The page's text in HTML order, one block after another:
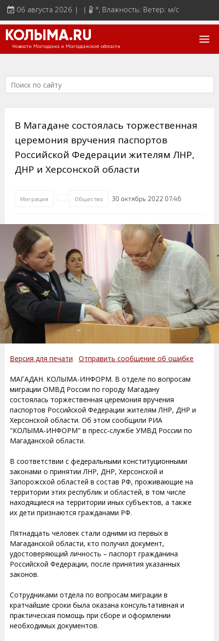
06 августа 2026 | | °, Влажность: Ветер: м/с
КОЛЫМА.RU
Новости Магадана и Магаданской области
В Магадане состоялась торжественная
церемония вручения паспортов
Российской Федерации жителям ЛНР,
ДНР и Херсонской области
Миграция Общество 30 октябрь 2022 07:46
Версия для печати Отправить сообщение об ошибке
МАГАДАН. КОЛЫМА-ИНФОРМ. В отделе по вопросам
миграции ОМВД России по городу Магадану
состоялась торжественная церемония вручения
паспортов Российской Федерации жителям ЛНР, ДНР и
Херсонской области. Об этом сообщили РИА
"КОЛЫМА-ИНФОРМ" в пресс-службе УМВД России по
Магаданской области.
В соответствии с федеральными конституционными
законами о принятии ЛНР, ДНР, Херсонской и
Запорожской областей в состав РФ, проживающие на
территории этих республик и областей, в том числе
находящиеся на территории иных субъектов, а также
их дети признаются гражданами РФ.
Пятнадцать человек стали одними из первых в
Магаданской области, кто получил документ,
удостоверяющий личность – паспорт гражданина
Российской Федерации, после принятия указанных
законов.
Сотрудниками отдела по вопросам миграции в
кратчайшие сроки была оказана консультативная и
практическая помощь при сборе и оформлении
необходимых документов.